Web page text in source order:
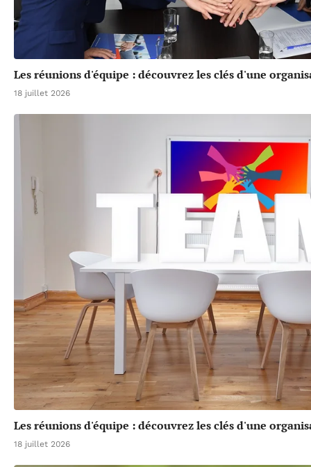
Les réunions d'équipe : découvrez les clés d'une
18 juillet 2026
Les réunions d'équipe : découvrez les clés d'une
18 juillet 2026